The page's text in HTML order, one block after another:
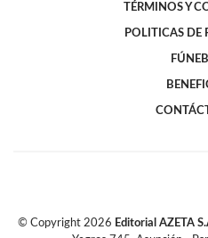
TÉRMINOS Y
POLITICAS DE
© Copyright 2026 Editorial AZETA